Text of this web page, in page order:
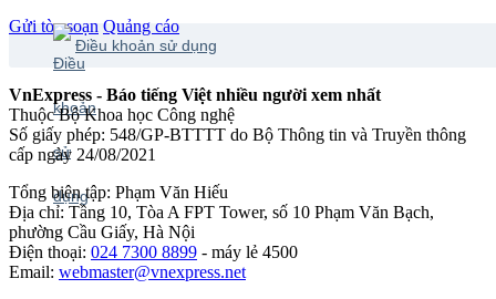
Gửi tòa soạn Quảng cáo
Điều khoản sử dụng
VnExpress - Báo tiếng Việt nhiều người xem nhất
Thuộc Bộ Khoa học Công nghệ
Số giấy phép: 548/GP-BTTTT do Bộ Thông tin và Truyền thông
cấp ngày 24/08/2021
Tổng biên tập: Phạm Văn Hiếu
Địa chỉ: Tầng 10, Tòa A FPT Tower, số 10 Phạm Văn Bạch,
phường Cầu Giấy, Hà Nội
Điện thoại: 024 7300 8899 - máy lẻ 4500
Email: webmaster@vnexpress.net